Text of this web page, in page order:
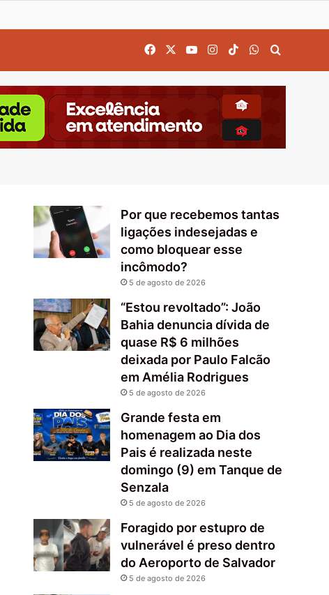
FacebookYouTubeInstagram
TikTokWhatsApp
Por que recebemos tantas
ligações indesejadas e
como bloquear esse
incômodo?
5 de agosto de 2026
“Estou revoltado”: João
Bahia denuncia dívida de
quase R$ 6 milhões
deixada por Paulo Falcão
em Amélia Rodrigues
5 de agosto de 2026
Grande festa em
homenagem ao Dia dos
Pais é realizada neste
domingo (9) em Tanque de
Senzala
5 de agosto de 2026
Foragido por estupro de
vulnerável é preso dentro
do Aeroporto de Salvador
5 de agosto de 2026